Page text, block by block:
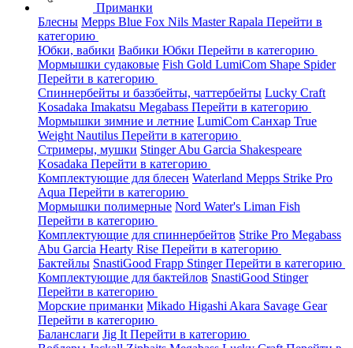
Приманки
Блесны Mepps Blue Fox Nils MasterRapala Перейти в
категорию
Юбки, вабики Вабики Юбки Перейти в категорию
Мормышки судаковые Fish Gold LumiCom Shape Spider
Перейти в категорию
Спиннербейты и баззбейты, чаттербейты Lucky Craft
Kosadaka Imakatsu Megabass Перейти в категорию
Мормышки зимние и летние LumiCom Санхар True
Weight Nautilus Перейти в категорию
Стримеры, мушки StingerAbu Garcia Shakespeare
Kosadaka Перейти в категорию
Комплектующие для блесен Waterland Mepps Strike Pro
Aqua Перейти в категорию
Мормышки полимерные Nord Water's Liman Fish
Перейти в категорию
Комплектующие для спиннербейтов Strike Pro Megabass
Abu Garcia Hearty Rise Перейти в категорию
Бактейлы SnastiGood Frapp StingerПерейти в категорию
Комплектующие для бактейлов SnastiGood Stinger
Перейти в категорию
Морские приманки Mikado Higashi Akara Savage Gear
Перейти в категорию
Баланслаги Jig It Перейти в категорию